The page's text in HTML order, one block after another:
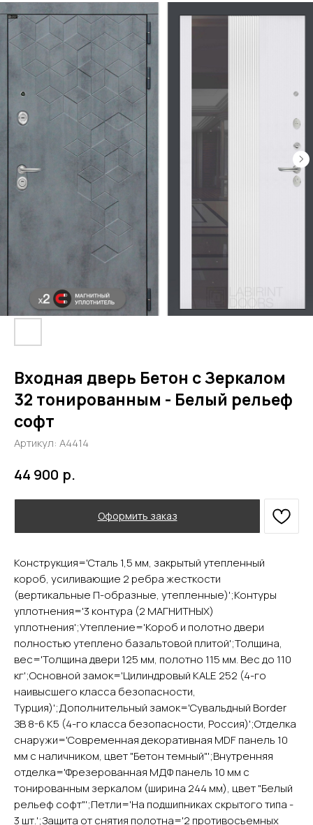
Входная дверь Бетон с Зеркалом
32 тонированным - Белый рельеф
софт
Артикул: А4414
44 900 р.
Оформить заказ
Конструкция='Сталь 1,5 мм, закрытый утепленный
короб, усиливающие 2 ребра жесткости
(вертикальные П-образные, утепленные)';Контуры
уплотнения='3 контура (2 МАГНИТНЫХ)
уплотнения';Утепление='Короб и полотно двери
полностью утеплено базальтовой плитой';Толщина,
вес='Толщина двери 125 мм, полотно 115 мм. Вес до 110
кг';Основной замок='Цилиндровый KALE 252 (4-го
наивысшего класса безопасности,
Турция)';Дополнительный замок='Сувальдный Border
ЗВ 8-6 К5 (4-го класса безопасности, Россия)';Отделка
снаружи='Современная декоративная MDF панель 10
мм с наличником, цвет "Бетон темный"';Внутренняя
отделка='Фрезерованная МДФ панель 10 мм с
тонированным зеркалом (ширина 244 мм), цвет "Белый
рельеф софт"';Петли='На подшипниках скрытого типа -
3 шт.';Защита от снятия полотна='2 противосъемных
YURTA.DVERI
Доставка и оплата
Акции
Межкомнатные двери
Входные двери
Главная
Каталог
Покупателям
ИП Яриш Ю.С.
ОГРНИП 324508100130132
ИНН 501105765500